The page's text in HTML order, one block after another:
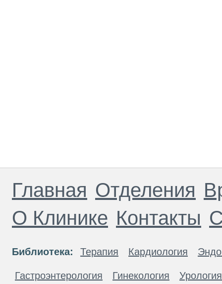
Главная Отделения
О Клинике Контакты
Библиотека: Терапия Кардиология
Гастроэнтерология Гинекология Урология